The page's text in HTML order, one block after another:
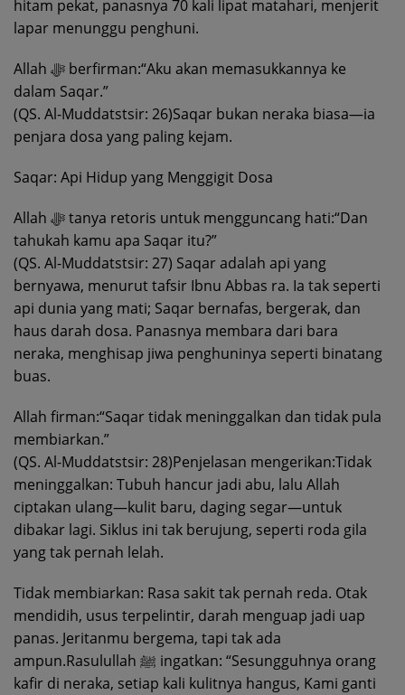
hitam pekat, panasnya 70 kali lipat matahari, menjerit
lapar menunggu penghuni.
Allah ﷻ berfirman:“Aku akan memasukkannya ke
dalam Saqar.”
(QS. Al-Muddatstsir: 26)Saqar bukan neraka biasa—ia
penjara dosa yang paling kejam.
Saqar: Api Hidup yang Menggigit Dosa
Allah ﷻ tanya retoris untuk mengguncang hati:“Dan
tahukah kamu apa Saqar itu?”
(QS. Al-Muddatstsir: 27) Saqar adalah api yang
bernyawa, menurut tafsir Ibnu Abbas ra. Ia tak seperti
api dunia yang mati; Saqar bernafas, bergerak, dan
haus darah dosa. Panasnya membara dari bara
neraka, menghisap jiwa penghuninya seperti binatang
buas.
Allah firman:“Saqar tidak meninggalkan dan tidak pula
membiarkan.”
(QS. Al-Muddatstsir: 28)Penjelasan mengerikan:Tidak
meninggalkan: Tubuh hancur jadi abu, lalu Allah
ciptakan ulang—kulit baru, daging segar—untuk
dibakar lagi. Siklus ini tak berujung, seperti roda gila
yang tak pernah lelah.
Tidak membiarkan: Rasa sakit tak pernah reda. Otak
mendidih, usus terpelintir, darah menguap jadi uap
panas. Jeritanmu bergema, tapi tak ada
ampun.Rasulullah ﷺ ingatkan: “Sesungguhnya orang
kafir di neraka, setiap kali kulitnya hangus, Kami ganti